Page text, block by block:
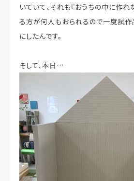
いていて、それも『おうちの中に作れ
る方が何人もおられるので一度試作
にしたんです。
そして、本日…